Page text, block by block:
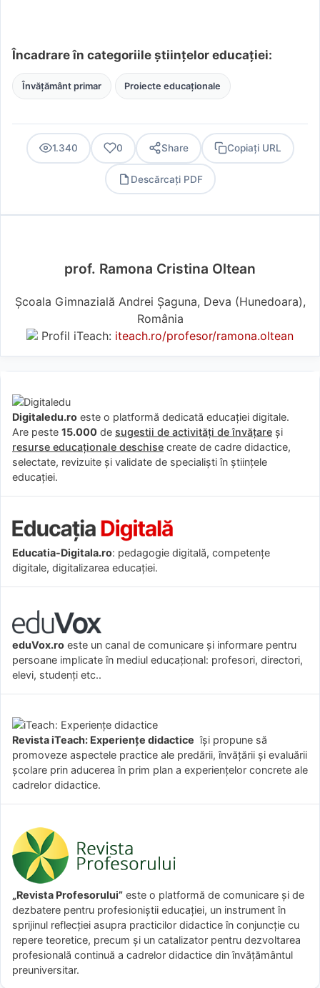
Încadrare în categoriile științelor educației:
Învățământ primar Proiecte educaționale
1.340 0 Share Copiați URL
Descărcați PDF
prof. Ramona Cristina Oltean
Școala Gimnazială Andrei Șaguna, Deva (Hunedoara),
România
Profil iTeach: iteach.ro/profesor/ramona.oltean
Digitaledu.ro este o platformă dedicată educației digitale.
Are peste 15.000 de sugestii de activități de învățare și
resurse educaționale deschise create de cadre didactice,
selectate, revizuite și validate de specialiști în științele
educației.
Educatia-Digitala.ro: pedagogie digitală, competențe
digitale, digitalizarea educației.
eduVox.ro este un canal de comunicare și informare pentru
persoane implicate în mediul educațional: profesori, directori,
elevi, studenți etc..
Revista iTeach: Experienţe didactice îşi propune să
promoveze aspectele practice ale predării, învăţării şi evaluării
şcolare prin aducerea în prim plan a experienţelor concrete ale
cadrelor didactice.
„Revista Profesorului” este o platformă de comunicare și de
dezbatere pentru profesioniștii educației, un instrument în
sprijinul reflecției asupra practicilor didactice în conjuncție cu
repere teoretice, precum și un catalizator pentru dezvoltarea
profesională continuă a cadrelor didactice din învățământul
preuniversitar.